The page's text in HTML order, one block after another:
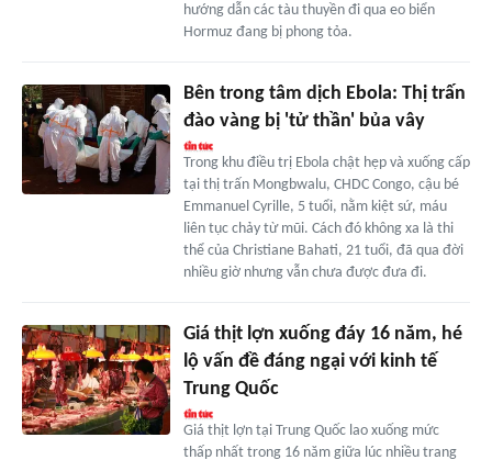
hướng dẫn các tàu thuyền đi qua eo biển
Hormuz đang bị phong tỏa.
Bên trong tâm dịch Ebola: Thị trấn
đào vàng bị 'tử thần' bủa vây
Trong khu điều trị Ebola chật hẹp và xuống cấp
tại thị trấn Mongbwalu, CHDC Congo, cậu bé
Emmanuel Cyrille, 5 tuổi, nằm kiệt sứ, máu
liên tục chảy từ mũi. Cách đó không xa là thi
thể của Christiane Bahati, 21 tuổi, đã qua đời
nhiều giờ nhưng vẫn chưa được đưa đi.
Giá thịt lợn xuống đáy 16 năm, hé
lộ vấn đề đáng ngại với kinh tế
Trung Quốc
Giá thịt lợn tại Trung Quốc lao xuống mức
thấp nhất trong 16 năm giữa lúc nhiều trang